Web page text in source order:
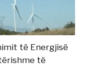
të Energjisë
të